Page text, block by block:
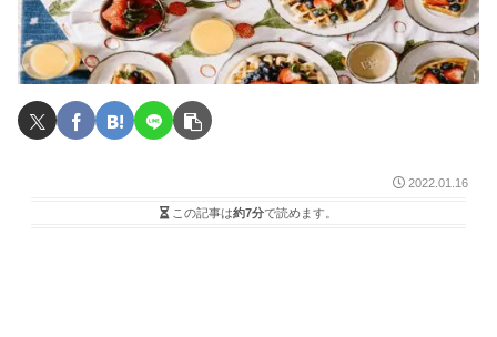
2022.01.16
この記事は約7分で読めます。